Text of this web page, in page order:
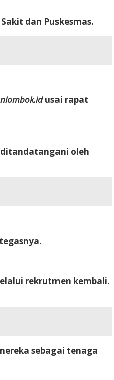
dan Puskesmas.
usai rapat
ditandatangani oleh
rekrutmen kembali.
sebagai tenaga